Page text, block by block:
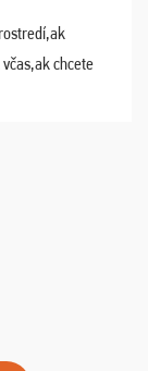
chcete